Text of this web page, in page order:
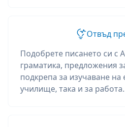
Отвъд
Подобрете писането си с
граматика, предложения
подкрепа за изучаване на
училище, така и за работа.